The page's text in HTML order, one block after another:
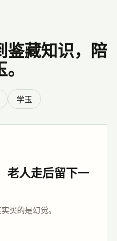
鉴藏知识，陪
学玉
老人走后留下一
买的是幻觉。